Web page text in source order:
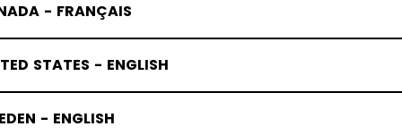
- FRANÇAIS
STATES - ENGLISH
- ENGLISH